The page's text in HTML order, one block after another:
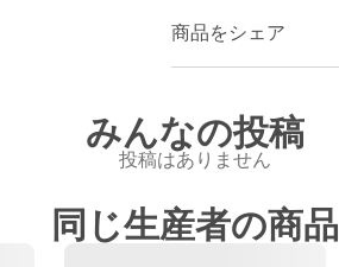
商品をシェア
みんなの投稿
投稿はありません
同じ生産者の商品